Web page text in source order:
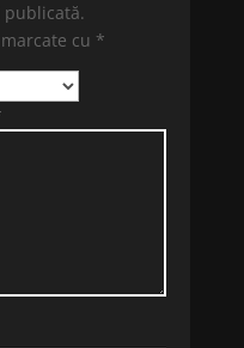
publicată.
cu *